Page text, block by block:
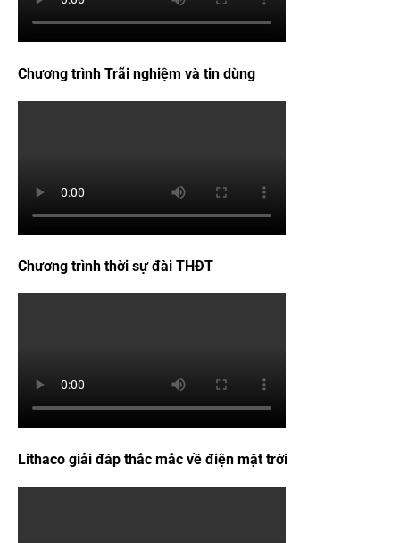
Chương trình Trãi nghiệm và tin dùng
Chương trình thời sự đài THĐT
Lithaco giải đáp thắc mắc về điện mặt trời